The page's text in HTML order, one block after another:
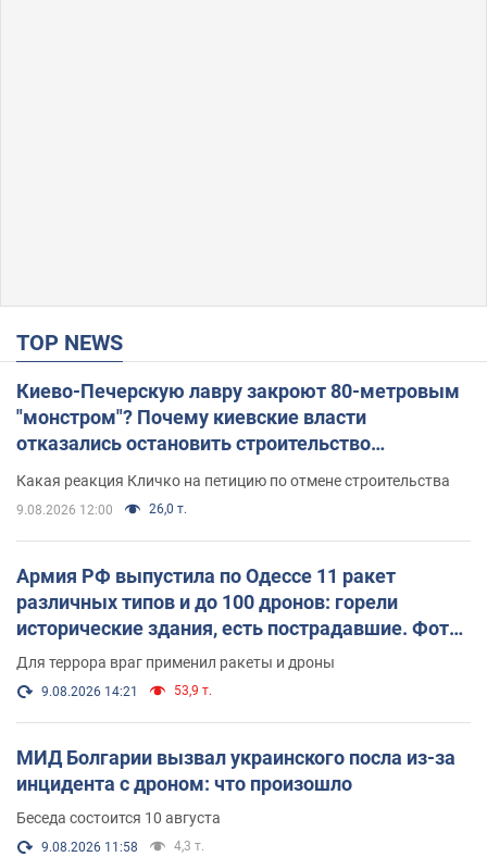
TOP NEWS
Киево-Печерскую лавру закроют 80-метровым
"монстром"? Почему киевские власти
отказались остановить строительство
Какая реакция Кличко на петицию по отмене строительства
9.08.2026 12:00 26,0 т.
Армия РФ выпустила по Одессе 11 ракет
различных типов и до 100 дронов: горели
исторические здания, есть пострадавшие. Фото
и видео
Для террора враг применил ракеты и дроны
9.08.2026 14:21 53,9 т.
МИД Болгарии вызвал украинского посла из-за
инцидента с дроном: что произошло
Беседа состоится 10 августа
9.08.2026 11:58 4,3 т.